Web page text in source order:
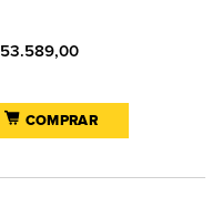
53.589,00
COMPRAR